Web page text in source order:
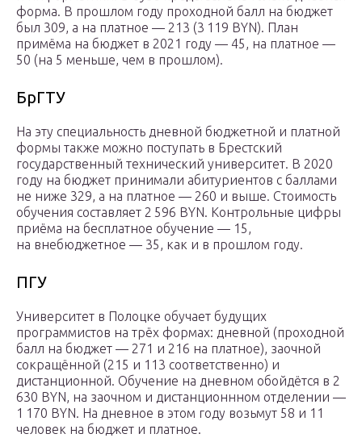
форма. В прошлом году проходной балл на бюджет
был 309, а на платное — 213 (3 119 BYN). План
примёма на бюджет в 2021 году — 45, на платное —
50 (на 5 меньше, чем в прошлом).
БрГТУ
На эту специальность дневной бюджетной и платной
формы также можно поступать в Брестский
государственный технический университет. В 2020
году на бюджет принимали абитуриентов с баллами
не ниже 329, а на платное — 260 и выше. Стоимость
обучения составляет 2 596 BYN. Контрольные цифры
приёма на бесплатное обучение — 15,
на внебюджетное — 35, как и в прошлом году.
ПГУ
Университет в Полоцке обучает будущих
программистов на трёх формах: дневной (проходной
балл на бюджет — 271 и 216 на платное), заочной
сокращённой (215 и 113 соответственно) и
дистанционной. Обучение на дневном обойдётся в 2
630 BYN, на заочном и дистанционнном отделении —
1 170 BYN. На дневное в этом году возьмут 58 и 11
человек на бюджет и платное.